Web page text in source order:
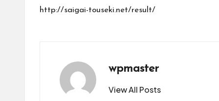
http://saigai-touseki.net/result/
wpmaster
View All Posts